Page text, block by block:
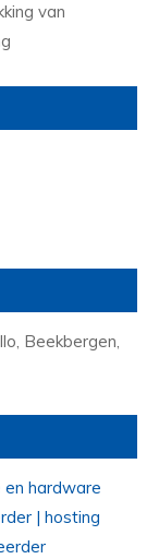
van
Beekbergen,
hardware
| hosting